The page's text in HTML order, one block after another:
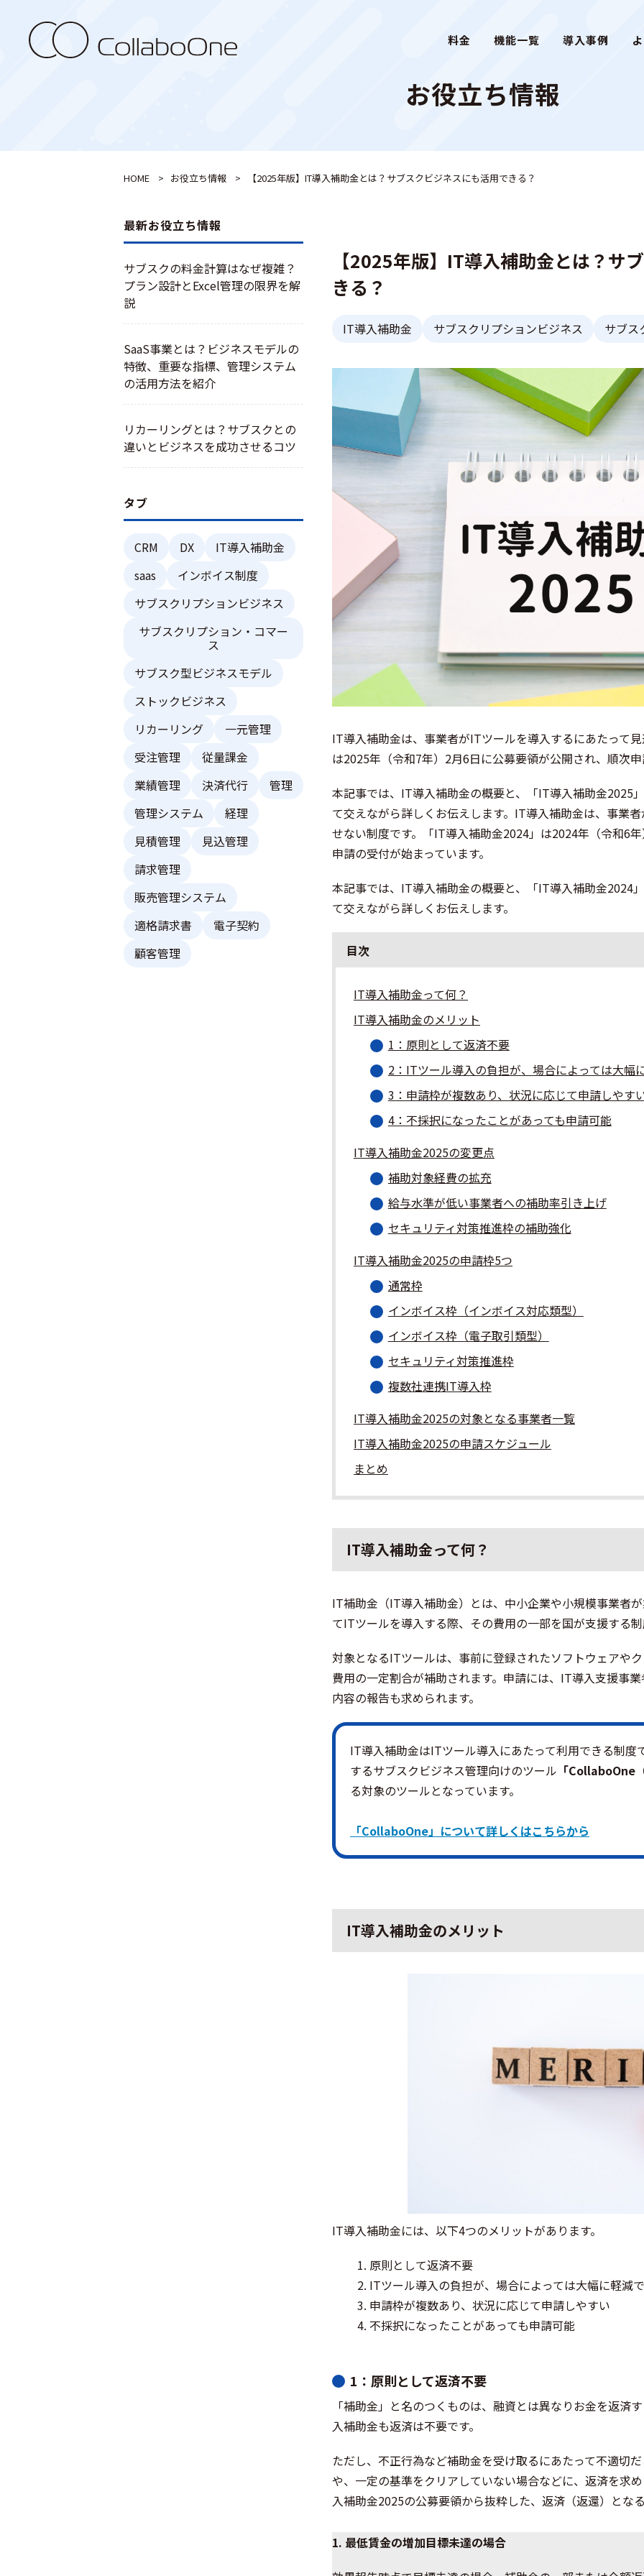
料金 機能一覧 導入事例
お役立ち情報
HOME > お役立ち情報 > 【2025年版】IT導入補助金とは？サブスクビジネスにも活用できる？
【2025年版】IT導入補助金とは？サ
きる？
IT導入補助金 サブスクリプションビジネス サブス
IT導入補助金は、事業者がITツールを導入するにあたって
は2025年（令和7年）2月6日に公募要領が公開され、順次申
本記事では、IT導入補助金の概要と、「IT導入補助金2025
て交えながら詳しくお伝えします。IT導入補助金は、事業
せない制度です。「IT導入補助金2024」は2024年（令和6
申請の受付が始まっています。
本記事では、IT導入補助金の概要と、「IT導入補助金2024
て交えながら詳しくお伝えします。
目次
IT導入補助金って何？
IT導入補助金のメリット
1：原則として返済不要
2：ITツール導入の負担が、場合によっては大幅
3：申請枠が複数あり、状況に応じて申請しやす
4：不採択になったことがあっても申請可能
IT導入補助金2025の変更点
補助対象経費の拡充
給与水準が低い事業者への補助率引き上げ
セキュリティ対策推進枠の補助強化
IT導入補助金2025の申請枠5つ
通常枠
インボイス枠（インボイス対応類型）
インボイス枠（電子取引類型）
セキュリティ対策推進枠
複数社連携IT導入枠
IT導入補助金2025の対象となる事業者一覧
IT導入補助金2025の申請スケジュール
まとめ
IT導入補助金って何？
IT補助金（IT導入補助金）とは、中小企業や小規模事業者
てITツールを導入する際、その費用の一部を国が支援する制
対象となるITツールは、事前に登録されたソフトウェアや
費用の一定割合が補助されます。申請には、IT導入支援事
内容の報告も求められます。
IT導入補助金はITツール導入にあたって利用できる制度
するサブスクビジネス管理向けのツール 「CollaboOne
る対象のツールとなっています。
「CollaboOne」について詳しくはこちらから
IT導入補助金のメリット
IT導入補助金には、以下4つのメリットがあります。
原則として返済不要
ITツール導入の負担が、場合によっては大幅に軽減
申請枠が複数あり、状況に応じて申請しやすい
不採択になったことがあっても申請可能
1：原則として返済不要
「補助金」と名のつくものは、融資とは異なりお金を返済
入補助金も返済は不要です。
ただし、不正行為など補助金を受け取るにあたって不適切
や、一定の基準をクリアしていない場合などに、返済を求
入補助金2025の公募要領から抜粋した、返済（返還）となる
1. 最低賃金の増加目標未達の場合
最新お役立ち情報
サブスクの料金計算はなぜ複雑？
プラン設計とExcel管理の限界を解
説
SaaS事業とは？ビジネスモデルの
特徴、重要な指標、管理システム
の活用方法を紹介
リカーリングとは？サブスクとの
違いとビジネスを成功させるコツ
タブ
CRM DX
IT導入補助金
saas
インボイス制度
サブスクリプションビジネス
サブスクリプション・コマー
ス
サブスク型ビジネスモデル
ストックビジネス
リカーリング
一元管理
受注管理
従量課金
業績管理
決済代行
管理
管理システム
経理
見積管理
見込管理
請求管理
販売管理システム
適格請求書
電子契約
顧客管理